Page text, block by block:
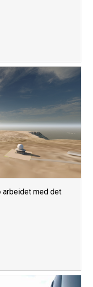
arbeidet med det